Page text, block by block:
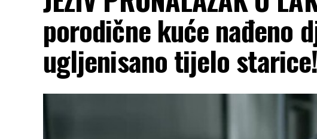
porodične kuće nađeno
ugljenisano tijelo starice!